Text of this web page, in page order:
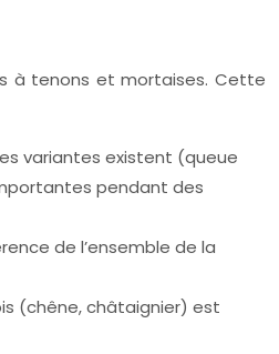
à tenons et mortaises. Cette
variantes existent (queue
pendant des
de l’ensemble de la
(chêne, châtaignier) est